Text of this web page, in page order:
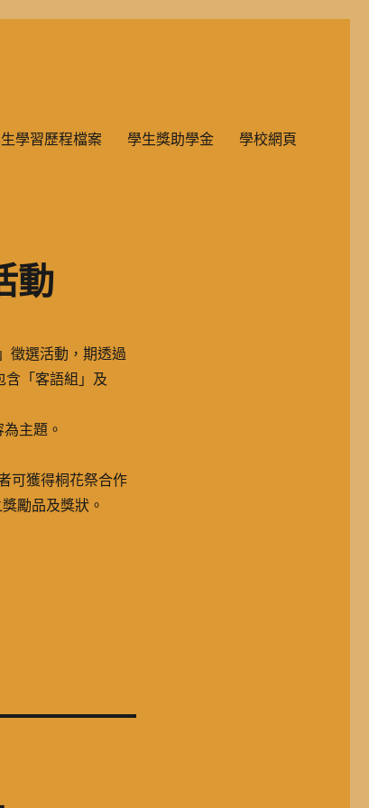
學習歷程檔案 學生獎助學金 學校網頁
動
徵選活動，期透過
含「客語組」及
主題。
可獲得桐花祭合作
勵品及獎狀。